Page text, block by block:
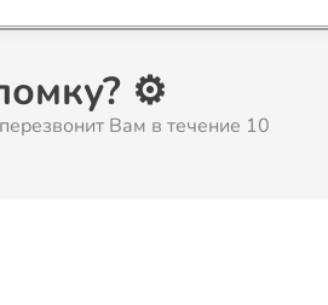
⚙️
Вам в течение 10